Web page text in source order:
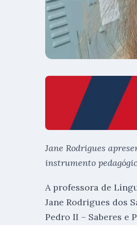
Jane Rodrigues
instrumento
A professora de
Jane Rodrigues dos
Pedro II – Saberes e